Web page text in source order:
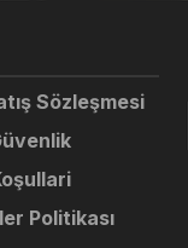
Sözleşmesi
Politikası